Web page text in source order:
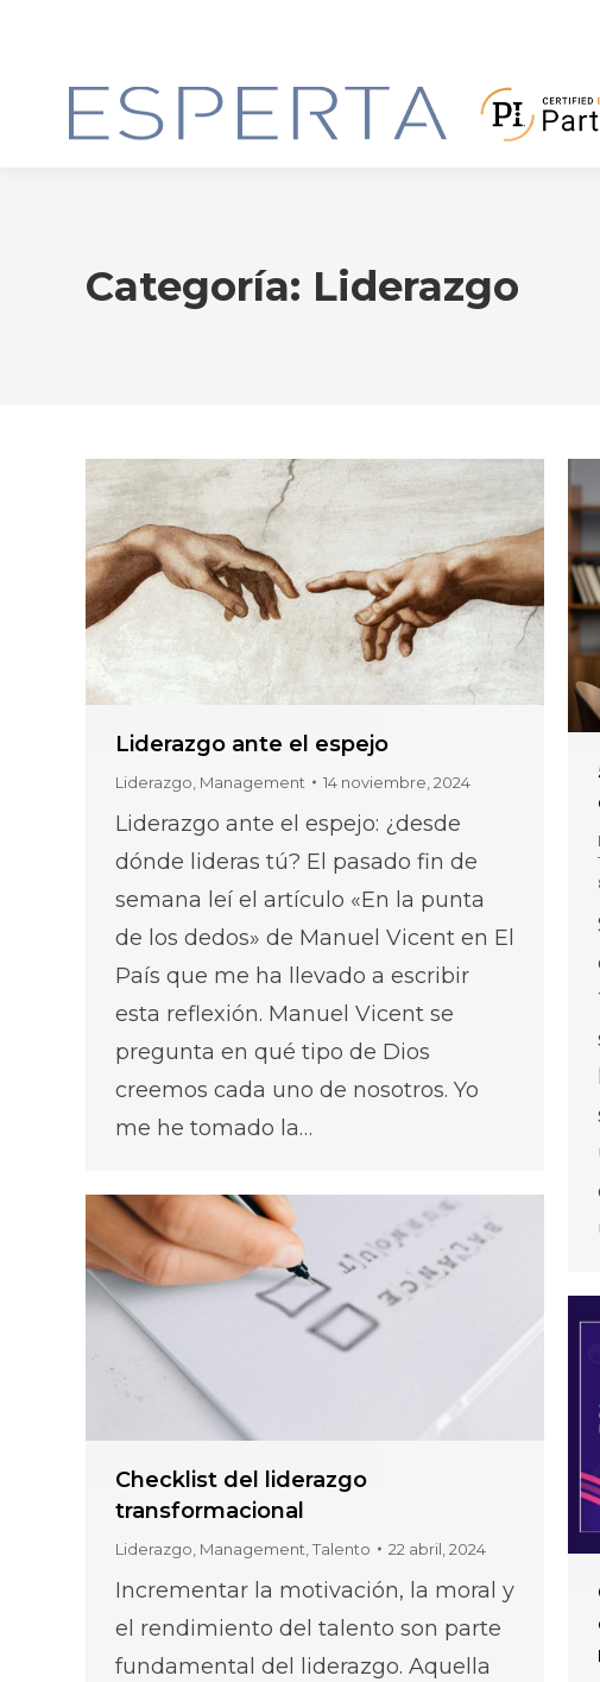
Categoría: Liderazgo
Liderazgo ante el espejo
Liderazgo, Management 14 noviembre, 2024
Liderazgo ante el espejo: ¿desde
dónde lideras tú? El pasado fin de
semana leí el artículo «En la punta
de los dedos» de Manuel Vicent en El
País que me ha llevado a escribir
esta reflexión. Manuel Vicent se
pregunta en qué tipo de Dios
creemos cada uno de nosotros. Yo
me he tomado la…
Checklist del liderazgo
transformacional
Liderazgo, Management,Talento 22 abril, 2024
Incrementar la motivación, la moral y
el rendimiento del talento son parte
fundamental del liderazgo. Aquella